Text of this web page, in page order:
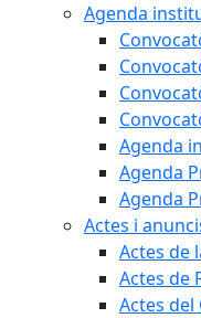
Agenda
Agenda
Agenda
Agenda
Actes i
Actes de
Actes de
Actes del